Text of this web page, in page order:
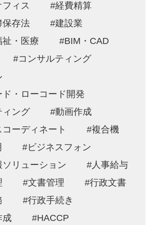
ィス
経費精算
保存法
建設業
・医療
BIM・CAD
コンサルティング
・ローコード開発
ィング
動画作成
ーディネート
複合機
ビジネスフォン
リューション
人事給与
文書管理
行政文書
行政手続き
成
HACCP